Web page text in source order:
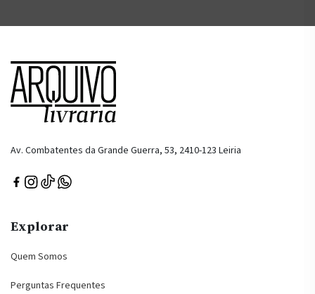
Av. Combatentes da Grande Guerra, 53, 2410-123 Leiria
Explorar
Quem Somos
Perguntas Frequentes